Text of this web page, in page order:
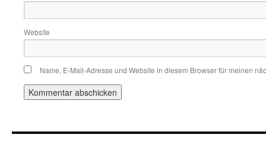
Website
Name, E-Mail-Adresse und Website in diesem Browser für meinen